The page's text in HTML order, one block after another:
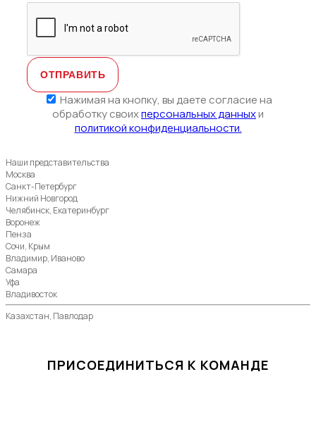
Нажимая на кнопку, вы даете согласие на
обработку своихперсональных данныхи
политикой конфиденциальности.
Наши представительства
Москва
Санкт-Петербург
Нижний Новгород
Челябинск, Екатеринбург
Воронеж
Пенза
Сочи, Крым
Владимир, Иваново
Самара
Уфа
Владивосток
Казахстан, Павлодар
ПРИСОЕДИНИТЬСЯ К КОМАНДЕ